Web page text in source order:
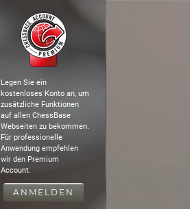
Legen Sie ein
kostenloses Konto an, um
zusätzliche Funktionen
auf allen ChessBase
Webseiten zu bekommen.
Für professionelle
Anwendung empfehlen
wir den Premium
Account.
ANMELDEN